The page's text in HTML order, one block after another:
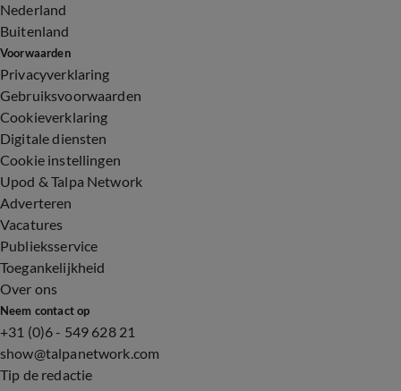
Nederland
Buitenland
Voorwaarden
Privacyverklaring
Gebruiksvoorwaarden
Cookieverklaring
Digitale diensten
Cookie instellingen
Upod & Talpa Network
Adverteren
Vacatures
Publieksservice
Toegankelijkheid
Over ons
Neem contact op
+31 (0)6 - 549 628 21
show@talpanetwork.com
Tip de redactie